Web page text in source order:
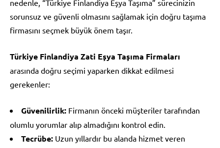
nedenle, “Türkiye Finlandiya Eşya Taşıma” sürecinizin
sorunsuz ve güvenli olmasını sağlamak için doğru taşıma
firmasını seçmek büyük önem taşır.
Türkiye Finlandiya Zati Eşya Taşıma Firmaları
arasında doğru seçimi yaparken dikkat edilmesi
gerekenler:
Güvenilirlik: Firmanın önceki müşteriler tarafından
olumlu yorumlar alıp almadığını kontrol edin.
Tecrübe: Uzun yıllardır bu alanda hizmet veren